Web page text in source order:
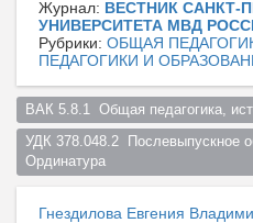
Журнал: ВЕСТНИК САНКТ-
УНИВЕРСИТЕТА МВД
Рубрики: ОБЩАЯ
ПЕДАГОГИКИ И
УДК 378.048.2  Послевыпускное
Ординатура
Гнездилова Евгения